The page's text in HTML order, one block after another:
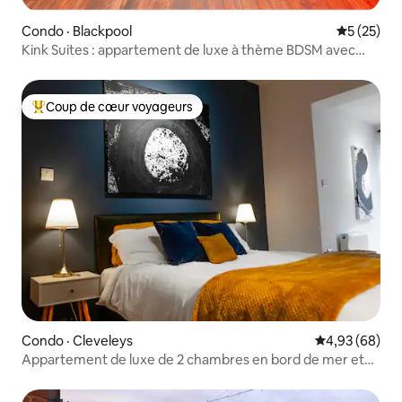
Condo · Blackpool Note
5 (25)
Kink Suites : appartement de luxe à thème BDSM avec
Coup de cœur voyageurs parmi les plus aimés
Coup de cœur voyageurs
Condo · Cleveleys Note
4,93 (68)
Appartement de luxe de 2 chambres en bord de mer et